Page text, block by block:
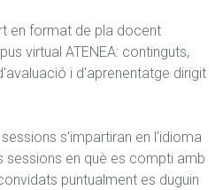
en format de pla docent
virtual ATENEA: continguts,
i d'aprenentatge dirigit
s'impartiran en l'idioma
sessions en què es compti amb
puntualment es duguin